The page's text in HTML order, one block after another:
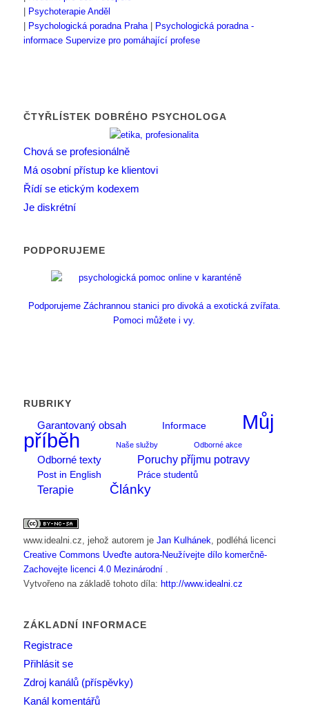
Psychoterapie Anděl
Psychologická poradna Praha|
Psychologická poradna -
informace Supervize pro pomáhající profese
ČTYŘLÍSTEK DOBRÉHO PSYCHOLOGA
Chová se profesionálně
Má osobní přístup ke klientovi
Řídí se etickým kodexem
Je diskrétní
PODPORUJEME
Podporujeme Záchrannou stanici pro divoká a exotická zvířata.
Pomoci můžete i vy.
RUBRIKY
Garantovaný obsah
Informace
Můj
příběh
Naše služby Odborné akce
Odborné texty Poruchy příjmu potravy
Post in English Práce studentů
Terapie Články
www.idealni.cz , jehož autorem je Jan Kulhánek , podléhá licenci
Creative Commons Uveďte autora-Neužívejte dílo komerčně-
Zachovejte licenci 4.0 Mezinárodní
Vytvořeno na základě tohoto díla: http://www.idealni.cz
ZÁKLADNÍ INFORMACE
Registrace
Přihlásit se
Zdroj kanálů (příspěvky)
Kanál komentářů